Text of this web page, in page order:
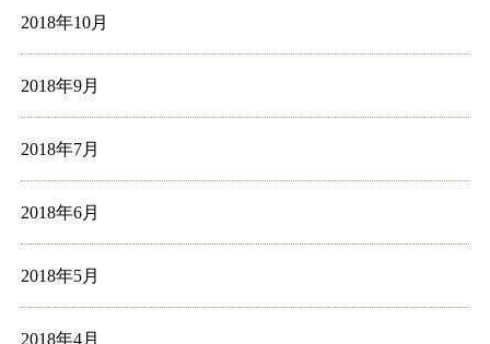
2018年10月
2018年9月
2018年7月
2018年6月
2018年5月
2018年4月